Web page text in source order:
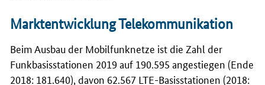
Marktentwicklung Telekommunikation
Beim Ausbau der Mobilfunknetze ist die Zahl der
Funkbasisstationen 2019 auf 190.595 angestiegen (Ende
2018: 181.640), davon 62.567 LTE-Basisstationen (2018: